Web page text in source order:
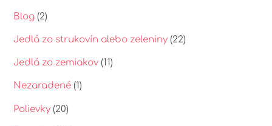
Blog (2)
Jedlá zo strukovín alebo zeleniny (22)
Jedlá zo zemiakov (11)
Nezaradené (1)
Polievky (20)